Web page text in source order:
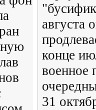
августа
конце
военное
31